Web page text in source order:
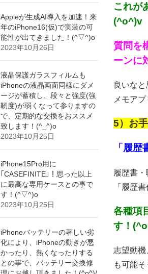
これが
(^o^)v
質問を
ーンに
良いな
メモア
5）お
「履歴
履歴書
「履歴
各種項
す！
志望動機
も可能
Appleが生成AI導入を加速！来
年のiPhone16(仮)で実装の可
能性が出てきました！(^▽^)o
2023年10月26日
液晶保護ガラスフィルムも
iPhoneの液晶画面同様にダメ
ージが蓄積し、段々と強度(強
靭度)が弱くなって参りますの
で、定期的な交換をおススメ
致します！(^_^)o
2023年10月25日
iPhone15Pro用に
｢CASEFINITE｣！思った以上
に最高な専用ケースとの事で
す！(^▽^)o
2023年10月25日
iPhoneバッテリーの著しい劣
化により、iPhoneの動きが悪
かったり、熱くなったりする
との事で、バッテリー交換修